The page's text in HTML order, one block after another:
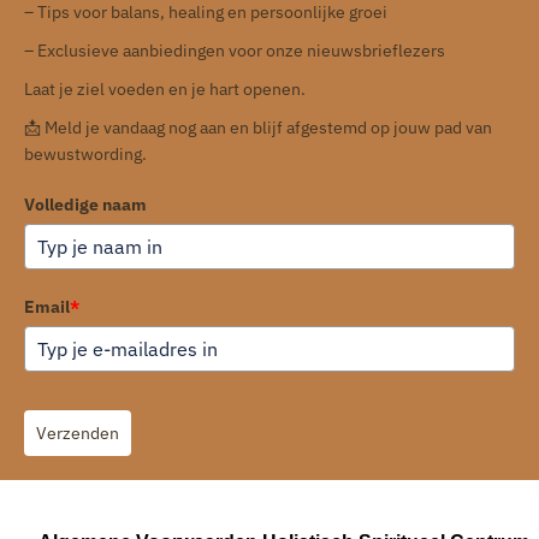
– Tips voor balans, healing en persoonlijke groei
– Exclusieve aanbiedingen voor onze nieuwsbrieflezers
Laat je ziel voeden en je hart openen.
📩 Meld je vandaag nog aan en blijf afgestemd op jouw pad van
bewustwording.
Volledige naam
Email*
Verzenden